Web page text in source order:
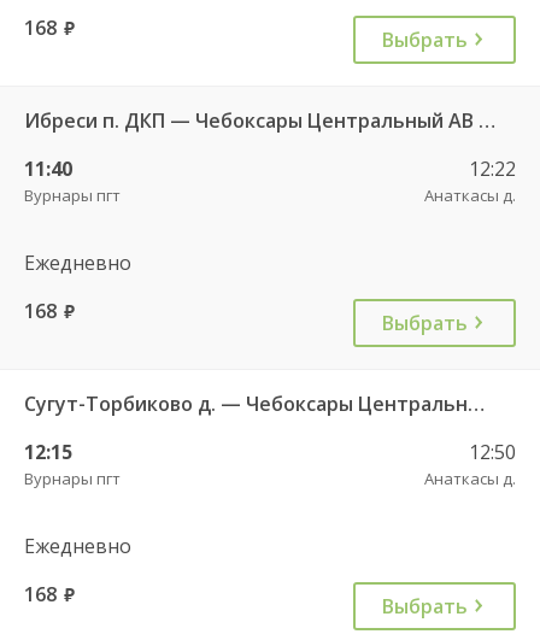
168 руб. Выбрать
Ибреси п. ДКП — Чебоксары Центральный АВ 541
11:40
Вурнары пгт
12:22
Анаткасы д.
Ежедневно
168 руб. Выбрать
Сугут-Торбиково д. — Чебоксары Центральный АВ 658
12:15
Вурнары пгт
12:50
Анаткасы д.
Ежедневно
168 руб. Выбрать